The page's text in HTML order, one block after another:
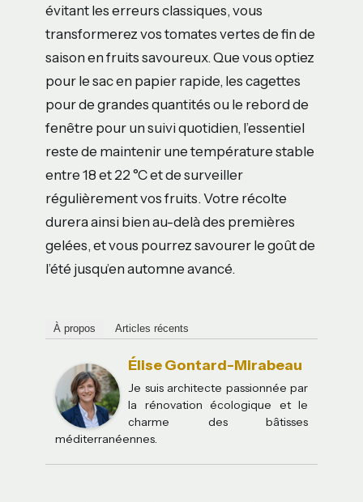
évitant les erreurs classiques, vous
transformerez vos tomates vertes de fin de
saison en fruits savoureux. Que vous optiez
pour le sac en papier rapide, les cagettes
pour de grandes quantités ou le rebord de
fenêtre pour un suivi quotidien, l’essentiel
reste de maintenir une température stable
entre 18 et 22 °C et de surveiller
régulièrement vos fruits. Votre récolte
durera ainsi bien au-delà des premières
gelées, et vous pourrez savourer le goût de
l’été jusqu’en automne avancé.
À propos Articles récents
Élise Gontard-Mirabeau
Je suis architecte passionnée par
la rénovation écologique et le
charme des bâtisses
méditerranéennes.